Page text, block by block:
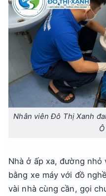
Nhân viên Đô Thị Xanh
Nhà ở ấp xa, đường
bằng xe máy với đồ
vài nhà cùng cần, gọi